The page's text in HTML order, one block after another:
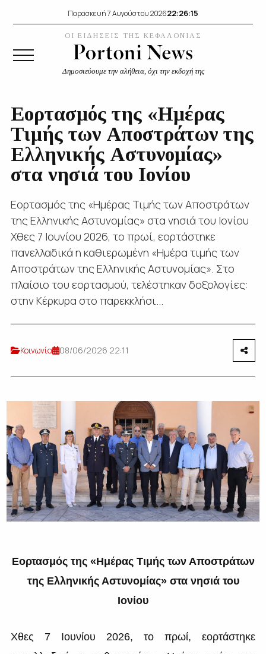
Παρασκευή 7 Αυγούστου 202622:26:15
ΟΙ ΕΙΔΗΣΕΙΣ ΤΗΣ ΚΕΦΑΛΟΝΙΑΣ
Δημοσιεύουμε την αλήθεια, όχι την εκδοχή της
Εορτασμός της «Ημέρας
Τιμής των Αποστράτων της
Ελληνικής Αστυνομίας»
στα νησιά του Ιονίου
Εορτασμός της «Ημέρας Τιμής των Αποστράτων
της Ελληνικής Αστυνομίας» στα νησιά του Ιονίου
Χθες 7 Ιουνίου 2026, το πρωί, εορτάστηκε
πανελλαδικά η καθιερωμένη «Ημέρα τιμής των
Αποστράτων της Ελληνικής Αστυνομίας». Στο
πλαίσιο του εορτασμού, τελέστηκαν δοξολογίες:
στην Κέρκυρα στο παρεκκλήσι...
Κοινωνία 08/06/2026 22:11
Εορτασμός της «Ημέρας Τιμής των Αποστράτων
της Ελληνικής Αστυνομίας» στα νησιά του
Ιονίου
Χθες 7 Ιουνίου 2026, το πρωί, εορτάστηκε